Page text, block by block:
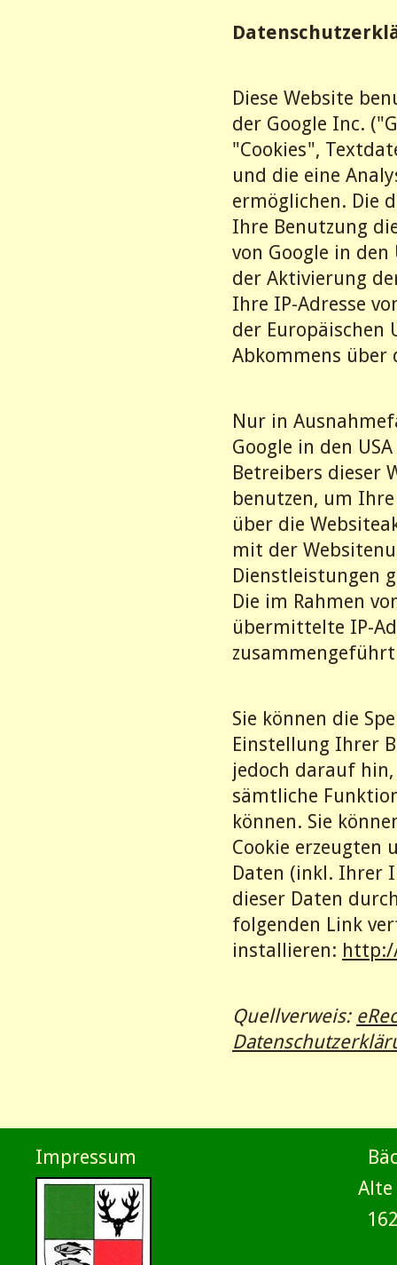
Diese Website
der Google Inc.
"Cookies",
und die eine
ermöglichen. Die
Ihre Benutzung
von Google in
der Aktivierung
Ihre IP-Adresse
der Europäischen
Abkommens über
Nur in
Google in den
Betreibers dieser
benutzen, um
über die
mit der
Dienstleistungen
Die im Rahmen
übermittelte IP-
Sie können die
Einstellung Ihrer
jedoch darauf
sämtliche
können. Sie
Cookie erzeugten
Daten (inkl. Ihrer
dieser Daten
folgenden Link
installieren:
Quellverweis:
Impressum